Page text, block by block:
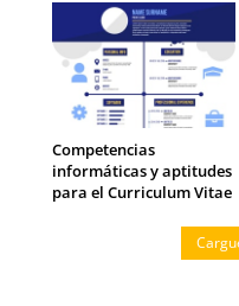
Competencias
informáticas y aptitudes
para el Curriculum Vitae